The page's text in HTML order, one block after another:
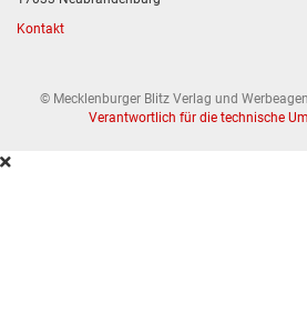
Kontakt
© Mecklenburger Blitz Verlag und
Verantwortlich für die technische